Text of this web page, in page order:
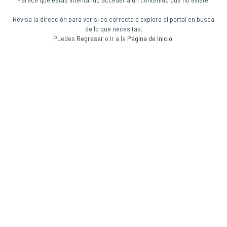
Revisa la dirección para ver si es correcta o explora el portal en busca
de lo que necesitas.
Puedes Regresar o ir a la Página de Inicio.